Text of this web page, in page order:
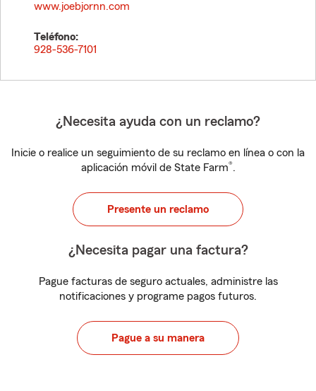
www.joebjornn.com
Teléfono:
928-536-7101
¿Necesita ayuda con un reclamo?
Inicie o realice un seguimiento de su reclamo en línea o con la
aplicación móvil de State Farm®.
Presente un reclamo
¿Necesita pagar una factura?
Pague facturas de seguro actuales, administre las
notificaciones y programe pagos futuros.
Pague a su manera